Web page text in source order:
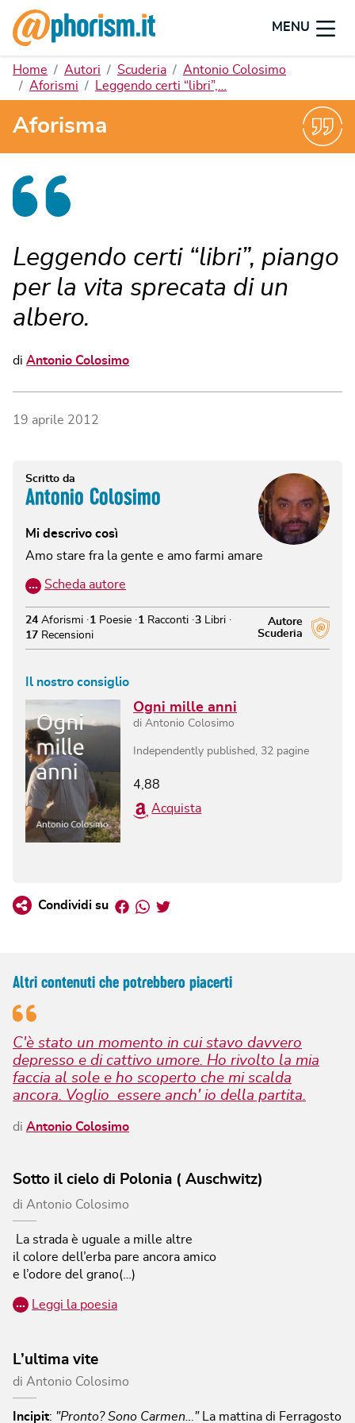
MENU
Home Autori Scuderia
Antonio Colosimo
Aforismi
Leggendo certi “libri”,…
Aforisma
Leggendo certi “libri”, piango
per la vita sprecata di un
albero.
di Antonio Colosimo
19 aprile 2012
Scritto da
Antonio Colosimo
Mi descrivo così
Amo stare fra la gente e amo farmi amare
… Scheda autore
Autore
Scuderia
24 Aforismi 1 Poesie 1 Racconti 3 Libri
17 Recensioni
Il nostro consiglio
Ogni mille anni
di Antonio Colosimo
Independently published 32 pagine
4,88
Acquista
Condividi su Facebook
Whatsapp
Twitter
Altri contenuti che potrebbero piacerti
C'è stato un momento in cui stavo davvero
depresso e di cattivo umore. Ho rivolto la mia
faccia al sole e ho scoperto che mi scalda
ancora. Voglio essere anch' io della partita.
di Antonio Colosimo
Sotto il cielo di Polonia ( Auschwitz)
di Antonio Colosimo
La strada è uguale a mille altre
il colore dell’erba pare ancora amico
e l’odore del grano(…)
… Leggi la poesia
L’ultima vite
di Antonio Colosimo
Incipit: "Pronto? Sono Carmen…" La mattina di Ferragosto